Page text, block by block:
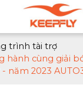
trình tài trợ
hành cùng giải
năm 2023